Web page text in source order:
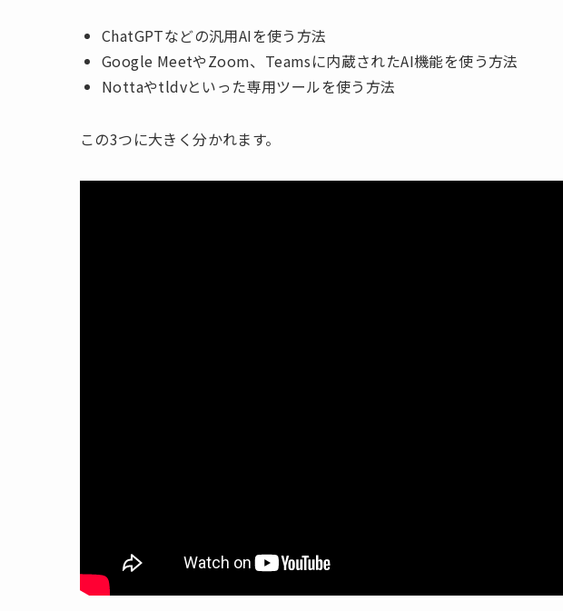
ChatGPTなどの汎用AIを使う方法
Google MeetやZoom、Teamsに内蔵されたAI機能を使う方法
Nottaやtldvといった専用ツールを使う方法
この3つに大きく分かれます。